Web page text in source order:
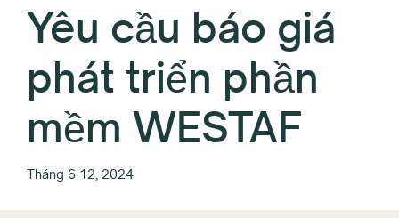
Yêu cầu báo giá
phát triển phần
mềm WESTAF
Tháng 6 12, 2024